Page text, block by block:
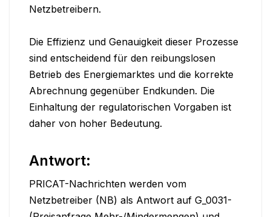
Netzbetreibern.
Die Effizienz und Genauigkeit dieser Prozesse
sind entscheidend für den reibungslosen
Betrieb des Energiemarktes und die korrekte
Abrechnung gegenüber Endkunden. Die
Einhaltung der regulatorischen Vorgaben ist
daher von hoher Bedeutung.
Antwort:
PRICAT-Nachrichten werden vom
Netzbetreiber (NB) als Antwort auf G_0031-